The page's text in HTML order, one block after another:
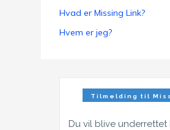
Hvad er Missing Link?
Hvem er jeg?
Du vil blive
Tilmelding til